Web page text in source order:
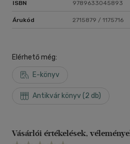
ISBN 9789633045893
Árukód 2715879 / 1175716
Elérhető még:
E-könyv
Antikvár könyv (2 db)
Vásárlói értékelések,